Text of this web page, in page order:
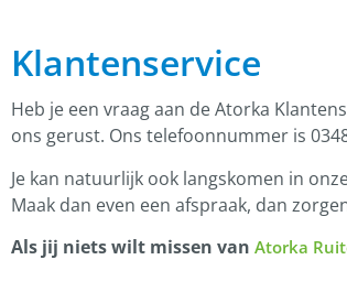
Klantenservice
Heb je een vraag aan de Atorka
ons gerust. Ons telefoonnummer is
Je kan natuurlijk ook langskomen in
Maak dan even een afspraak, dan
Als jij niets wilt missen van Atorka